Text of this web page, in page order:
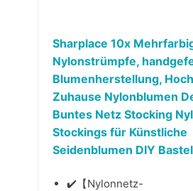
Sharplace 10x
Nylonstrümpfe,
Blumenherstellung,
Zuhause Nylonblumen
Buntes Netz Stocking
Stockings für Künstliche
Seidenblumen DIY
✔️【Nylonnetz-